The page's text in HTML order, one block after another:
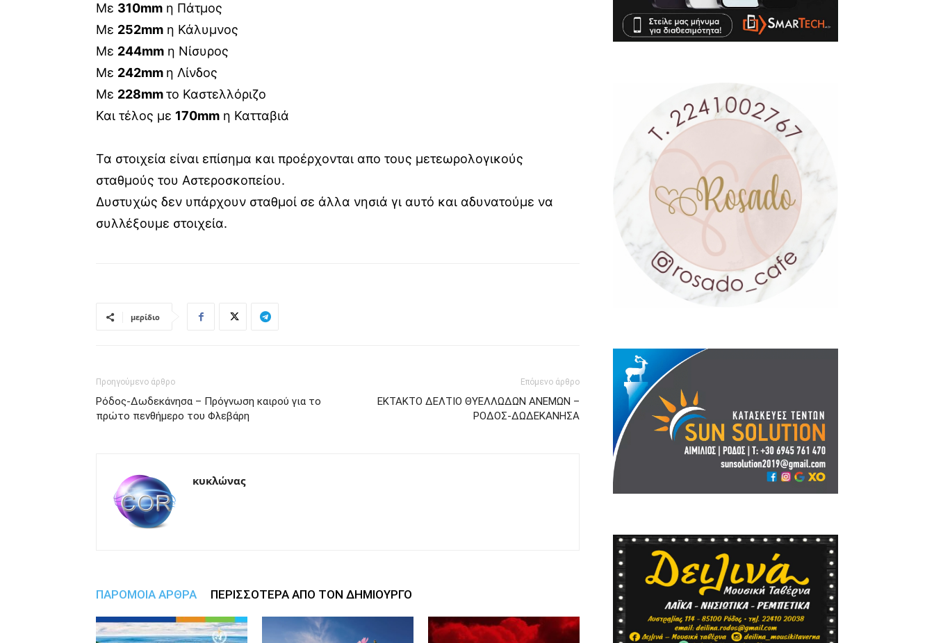
Με 310mm η Πάτμος
Με 252mm η Κάλυμνος
Με 244mm η Νίσυρος
Mε 242mm η Λίνδος
Με 228mmτο Καστελλόριζο
Και τέλος με 170mm η Κατταβιά
Τα στοιχεία είναι επίσημα και προέρχονται απο τους μετεωρολογικούς
σταθμούς του Αστεροσκοπείου.
Δυστυχώς δεν υπάρχουν σταθμοί σε άλλα νησιά γι αυτό και αδυνατούμε να
συλλέξουμε στοιχεία.
μερίδιο
Προηγούμενο άρθρο
Ρόδος-Δωδεκάνησα – Πρόγνωση καιρού για το
πρώτο πενθήμερο του Φλεβάρη
Επόμενο άρθρο
ΕΚΤΑΚΤΟ ΔΕΛΤΙΟ ΘΥΕΛΛΩΔΩΝ ΑΝΕΜΩΝ –
ΡΟΔΟΣ-ΔΩΔΕΚΑΝΗΣΑ
κυκλώνας
ΠΑΡΟΜΟΙΑ ΑΡΘΡΑ ΠΕΡΙΣΣΟΤΕΡΑ ΑΠΟ ΤΟΝ ΔΗΜΙΟΥΡΓΟ